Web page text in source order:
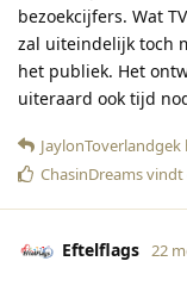
bezoekcijfers. Wat
zal uiteindelijk toch
het publiek. Het
uiteraard ook tijd
JaylonToverlandgek
ChasinDreamsvindt
Eftelflags 22